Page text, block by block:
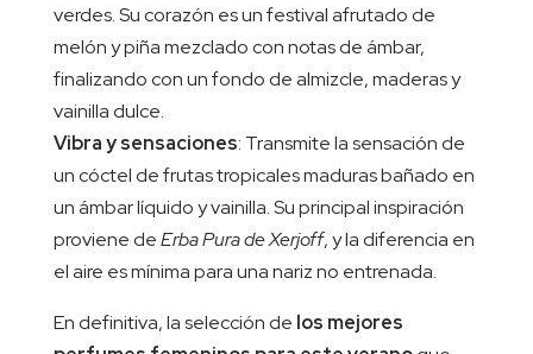
verdes. Su corazón es un festival afrutado de
melón y piña mezclado con notas de ámbar,
finalizando con un fondo de almizcle, maderas y
vainilla dulce.
Vibra y sensaciones: Transmite la sensación de
un cóctel de frutas tropicales maduras bañado en
un ámbar líquido y vainilla. Su principal inspiración
proviene deErba Pura de Xerjoff, y la diferencia en
el aire es mínima para una nariz no entrenada.
En definitiva, la selección de los mejores